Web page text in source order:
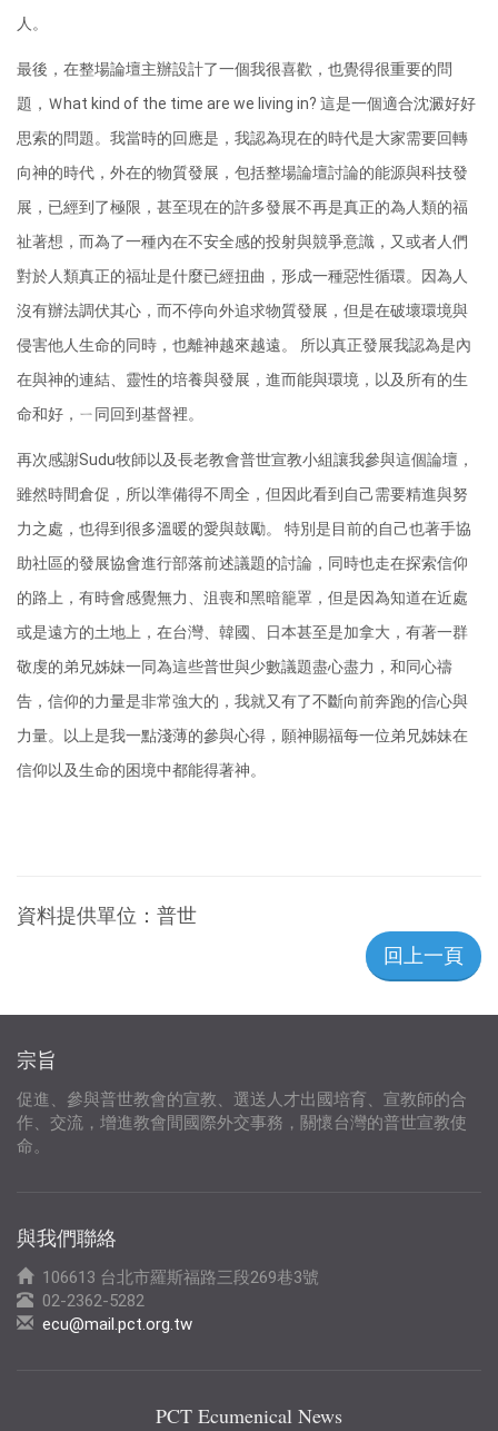
人。
最後，在整場論壇主辦設計了一個我很喜歡，也覺得很重要的問
題，Ｗhat kind of the time are we living in? 這是一個適合沈澱好好
思索的問題。我當時的回應是，我認為現在的時代是大家需要回轉
向神的時代，外在的物質發展，包括整場論壇討論的能源與科技發
展，已經到了極限，甚至現在的許多發展不再是真正的為人類的福
祉著想，而為了一種內在不安全感的投射與競爭意識，又或者人們
對於人類真正的福址是什麼已經扭曲，形成一種惡性循環。因為人
沒有辦法調伏其心，而不停向外追求物質發展，但是在破壞環境與
侵害他人生命的同時，也離神越來越遠。 所以真正發展我認為是內
在與神的連結、靈性的培養與發展，進而能與環境，以及所有的生
命和好，ㄧ同回到基督裡。
再次感謝Sudu牧師以及長老教會普世宣教小組讓我參與這個論壇，
雖然時間倉促，所以準備得不周全，但因此看到自己需要精進與努
力之處，也得到很多溫暖的愛與鼓勵。 特別是目前的自己也著手協
助社區的發展協會進行部落前述議題的討論，同時也走在探索信仰
的路上，有時會感覺無力、沮喪和黑暗籠罩，但是因為知道在近處
或是遠方的土地上，在台灣、韓國、日本甚至是加拿大，有著一群
敬虔的弟兄姊妹一同為這些普世與少數議題盡心盡力，和同心禱
告，信仰的力量是非常強大的，我就又有了不斷向前奔跑的信心與
力量。以上是我一點淺薄的參與心得，願神賜福每一位弟兄姊妹在
信仰以及生命的困境中都能得著神。
資料提供單位： 普世
回上一頁
宗旨
促進、參與普世教會的宣教、選送人才出國培育、宣教師的合
作、交流，增進教會間國際外交事務，關懷台灣的普世宣教使
命。
與我們聯絡
106613 台北市羅斯福路三段269巷3號
02-2362-5282
ecu@mail.pct.org.tw
PCT Ecumenical News